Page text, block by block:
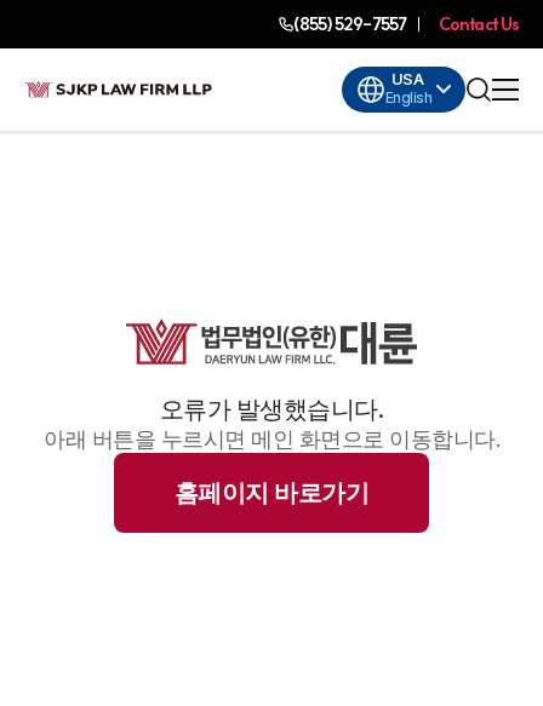
(855) 529-7557 Contact Us
USA
English
오류가 발생했습니다.
아래 버튼을 누르시면 메인 화면으로 이동합니다.
홈페이지 바로가기